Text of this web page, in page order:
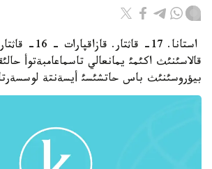
استانا. 17- قاثتار.
قالاسئنئث اكئمئ يمانعالي تاسماعامبةتوأ
بيؤروسئنئث باس حاتشئسئ أيسةنتة